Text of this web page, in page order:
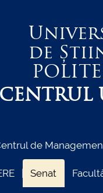
de
CENTRUL
de
Senat